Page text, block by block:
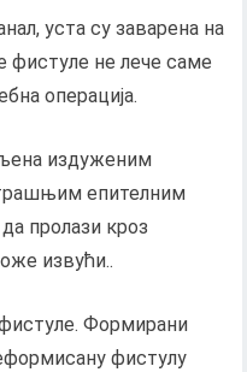
уста су заварена на
фистуле не лече саме
операција.
издуженим
епителним
пролази кроз
извући..
Формирани
фистулу